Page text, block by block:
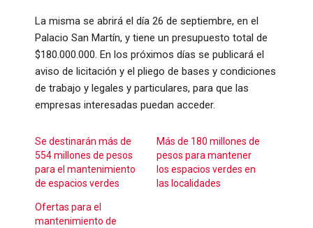
La misma se abrirá el día 26 de septiembre, en el
Palacio San Martín, y tiene un presupuesto total de
$180.000.000. En los próximos días se publicará el
aviso de licitación y el pliego de bases y condiciones
de trabajo y legales y particulares, para que las
empresas interesadas puedan acceder.
Se destinarán más de
554 millones de pesos
para el mantenimiento
de espacios verdes
Más de 180 millones de
pesos para mantener
los espacios verdes en
las localidades
Ofertas para el
mantenimiento de